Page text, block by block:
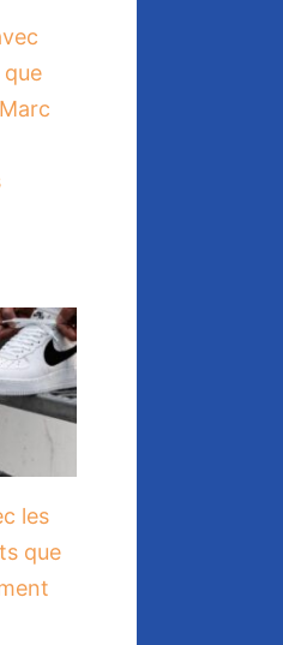
que
les
que